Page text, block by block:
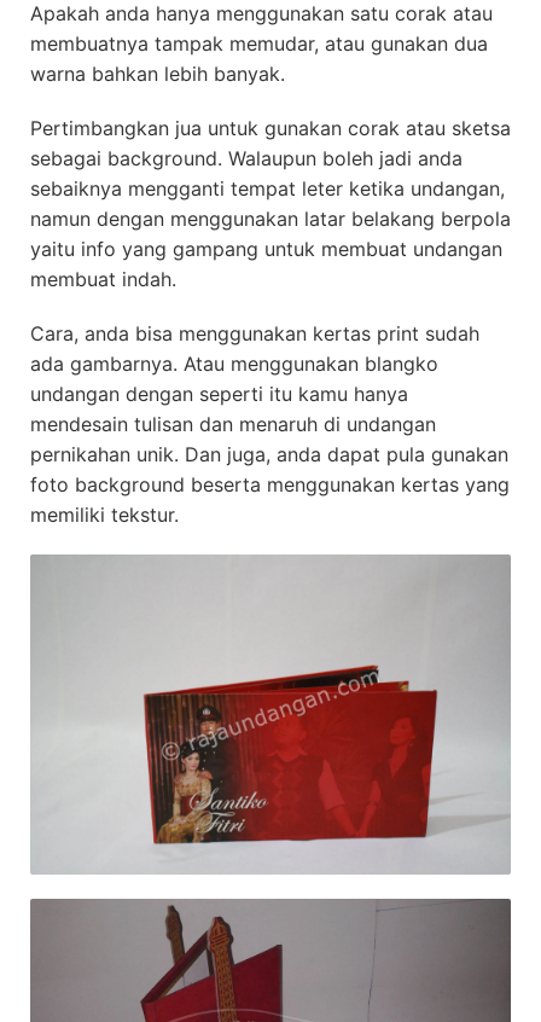
Apakah anda hanya menggunakan satu corak atau
membuatnya tampak memudar, atau gunakan dua
warna bahkan lebih banyak.
Pertimbangkan jua untuk gunakan corak atau sketsa
sebagai background. Walaupun boleh jadi anda
sebaiknya mengganti tempat leter ketika undangan,
namun dengan menggunakan latar belakang berpola
yaitu info yang gampang untuk membuat undangan
membuat indah.
Cara, anda bisa menggunakan kertas print sudah
ada gambarnya. Atau menggunakan blangko
undangan dengan seperti itu kamu hanya
mendesain tulisan dan menaruh di undangan
pernikahan unik. Dan juga, anda dapat pula gunakan
foto background beserta menggunakan kertas yang
memiliki tekstur.